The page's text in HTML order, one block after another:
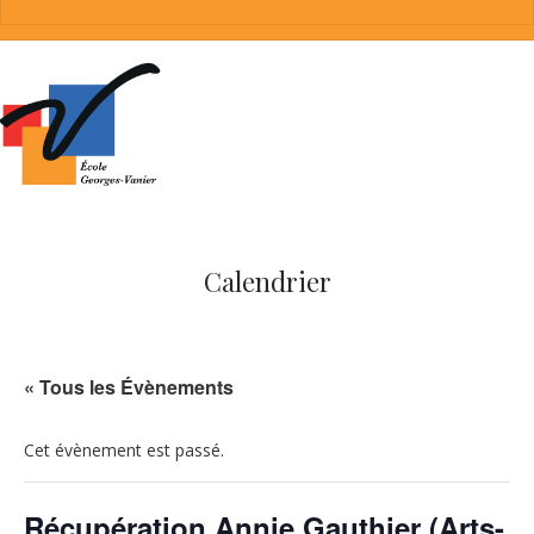
Calendrier
« Tous les Évènements
Cet évènement est passé.